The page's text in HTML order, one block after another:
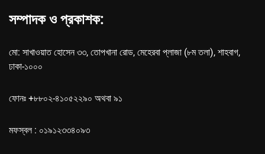
সম্পাদক ও প্রকাশক:
মো: সাখাওয়াত হোসেন ৩৩, তোপখানা রোড, মেহেরবা প্লাজা (৮ম তলা), শাহবাগ,
ঢাকা-১০০০
ফোনঃ +৮৮০২-৪১০৫২২৯০ অথবা ৯১
মফস্বল : ০১৯১২৩৩৪০৯৩